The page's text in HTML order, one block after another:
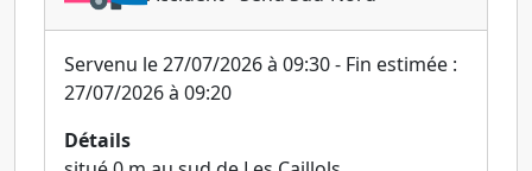
Servenu le 27/07/2026 à 09:30 - Fin estimée :
27/07/2026 à 09:20
Détails